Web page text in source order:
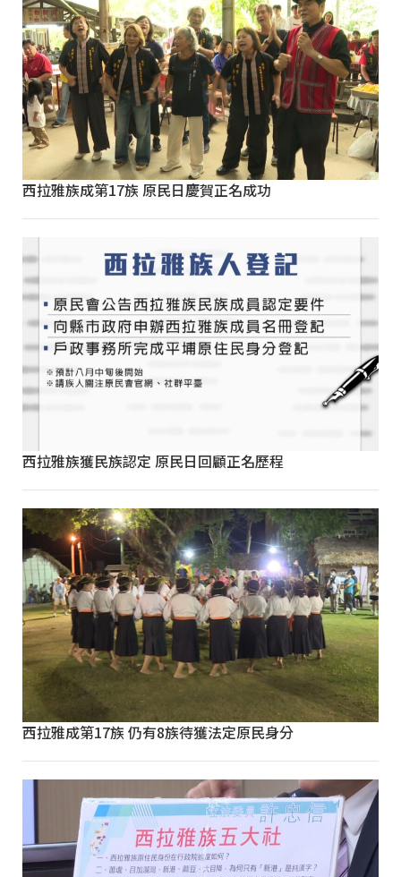
西拉雅族成第17族 原民日慶賀正名成功
西拉雅族獲民族認定 原民日回顧正名歷程
西拉雅成第17族 仍有8族待獲法定原民身分